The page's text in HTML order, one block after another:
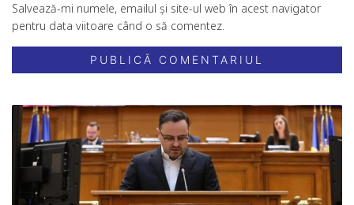
Salvează-mi numele, emailul și site-ul web în acest navigator
pentru data viitoare când o să comentez.